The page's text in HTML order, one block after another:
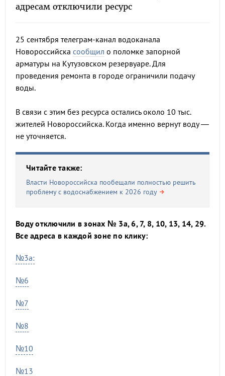
адресам отключили ресурс
25 сентября телеграм-канал водоканала
Новороссийска сообщил о поломке запорной
арматуры на Кутузовском резервуаре. Для
проведения ремонта в городе ограничили подачу
воды.
В связи с этим без ресурса остались около 10 тыс.
жителей Новороссийска. Когда именно вернут воду —
не уточняется.
Читайте также:
Власти Новороссийска пообещали полностью решить
проблему с водоснабжением к 2026 году
Воду отключили в зонах № 3а, 6, 7, 8, 10, 13, 14, 29.
Все адреса в каждой зоне по клику:
№3а:
№6
№7
№8
№10
№13